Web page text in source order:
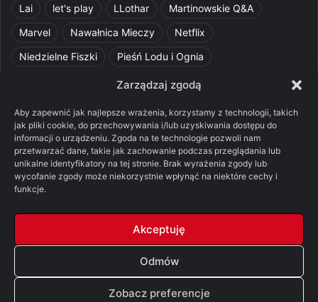
Zarządzaj zgodą
Aby zapewnić jak najlepsze wrażenia, korzystamy z technologii, takich
jak pliki cookie, do przechowywania i/lub uzyskiwania dostępu do
informacji o urządzeniu. Zgoda na te technologie pozwoli nam
przetwarzać dane, takie jak zachowanie podczas przeglądania lub
unikalne identyfikatory na tej stronie. Brak wyrażenia zgody lub
wycofanie zgody może niekorzystnie wpłynąć na niektóre cechy i
funkcje.
Akceptuję
Odmów
Zobacz preferencje
Lai
let's play LLothar
Martinowskie Q&A
Marvel
Nawałnica Mieczy
Netflix
Niedzielne Fiszki
Pieśń Lodu i Ognia
Pquelim
Pytania do maesterów
recenzja książki
Ród Smoka Silmarillion
SithFrog
Starcie Królów
Star Wars
Szalone Teorie
Tolkienowskie Q&A
Voo
Wieści z Cytadeli
© Copyright 2026, All Rights Reserved | FSGK.PL